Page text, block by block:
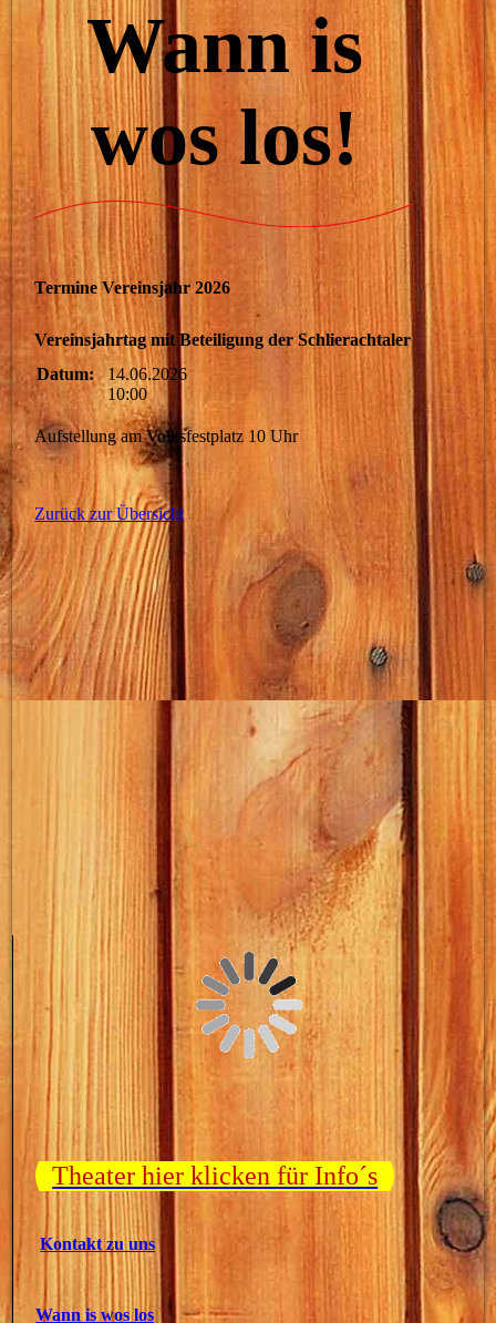
Wann is
wos los!
Termine Vereinsjahr 2026
Vereinsjahrtag mit Beteiligung der Schlierachtaler
Datum:
14.06.2026
10:00
Aufstellung am Volksfestplatz 10 Uhr
Zurück zur Übersicht
Theater hier klicken für Info´s
Kontakt zu uns
Wann is wos los